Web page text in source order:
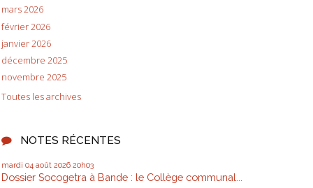
mars 2026
février 2026
janvier 2026
décembre 2025
novembre 2025
Toutes les archives
NOTES RÉCENTES
mardi 04 août 2026 20h03
Dossier Socogetra à Bande : le Collège communal...